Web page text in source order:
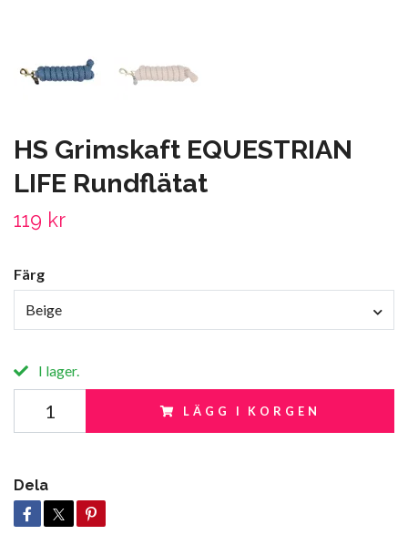
HS Grimskaft EQUESTRIAN
LIFE Rundflätat
119 kr
Färg
Beige
I lager.
LÄGG I KORGEN
Dela